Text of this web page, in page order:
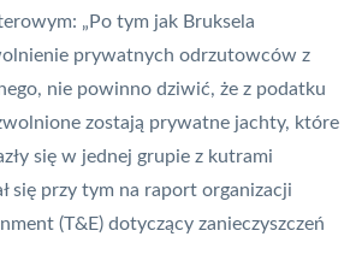
„Po tym jak Bruksela
prywatnych odrzutowców z
nie powinno dziwić, że z podatku
zostają prywatne jachty, które
się w jednej grupie z kutrami
się przy tym na raport organizacji
(T&E) dotyczący zanieczyszczeń